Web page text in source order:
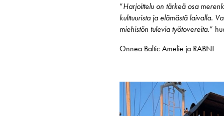
”Harjoittelu on tärkeä osa
kulttuurista ja elämästä laivalla.
miehistön tulevia työtovereita.”
Onnea Baltic Amelie ja RABN!